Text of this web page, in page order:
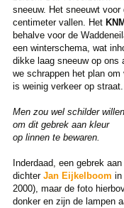
sneeuw. Het sneeuwt
centimeter vallen. Het KNMI
behalve voor de
een winterschema, wat
dikke laag sneeuw op ons
we schrappen het plan
is weinig verkeer op straat.
Men zou wel schilder
om dit gebrek aan kleur
op linnen te bewaren.
Inderdaad, een gebrek
dichter Jan Eijkelboom in
2000), maar de foto
donker en zijn de lampen